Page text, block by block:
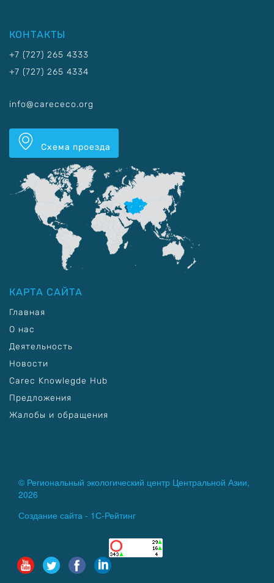
КОНТАКТЫ
+7 (727) 265 4333
+7 (727) 265 4334
info@carececo.org
Схема проезда
КАРТА САЙТА
Главная
О нас
Деятельность
Новости
Carec Knowlegde Hub
Предложения
Жалобы и обращения
© Региональный экологический центр Центральной Азии,
2026
Создание сайта - 1С-Рейтинг